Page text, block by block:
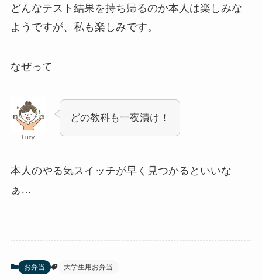
どんなテスト結果を持ち帰るのか本人は楽しみな
ようですが、私も楽しみです。
なぜって
Lucy
どの教科も一夜漬け！
本人のやる気スイッチが早く見つかるといいな
ぁ…
お弁当 大学生用お弁当